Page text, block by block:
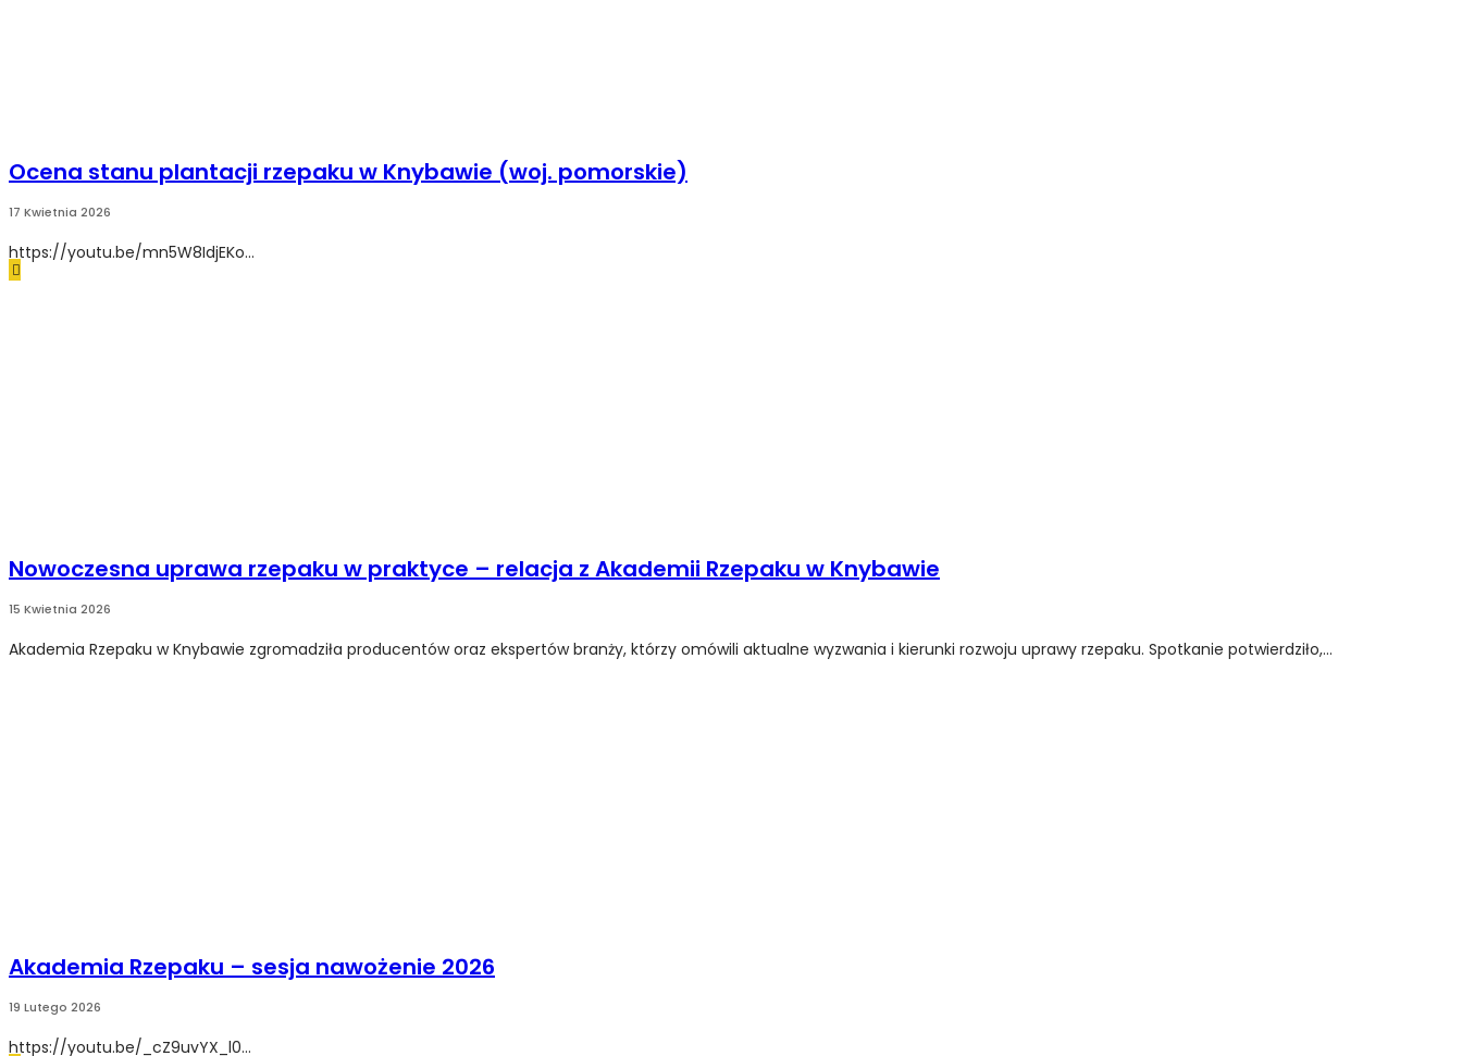
Ocena stanu plantacji rzepaku w Knybawie (woj. pomorskie)
17 Kwietnia 2026
https://youtu.be/mn5W8IdjEKo...
Nowoczesna uprawa rzepaku w praktyce – relacja z Akademii Rzepaku w Knybawie
15 Kwietnia 2026
Akademia Rzepaku w Knybawie zgromadziła producentów oraz ekspertów branży, którzy omówili aktualne wyzwania i kierunki rozwoju uprawy rzepaku. Spotkanie potwierdziło,...
Akademia Rzepaku – sesja nawożenie 2026
19 Lutego 2026
https://youtu.be/_cZ9uvYX_l0...